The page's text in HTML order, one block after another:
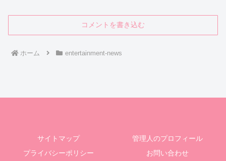
コメントを書き込む
ホーム entertainment-news
サイトマップ
管理人のプロフィール
プライバシーポリシー
お問い合わせ